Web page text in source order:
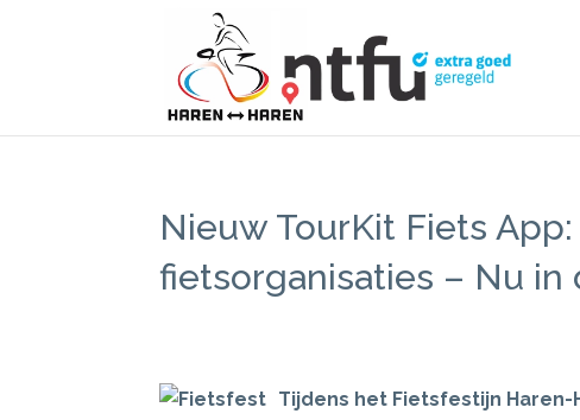
Nieuw TourKit Fiets
fietsorganisaties – Nu in
Tijdens het Fietsfestijn